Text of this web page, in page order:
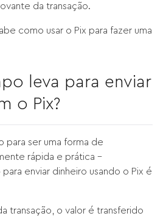
da transação.
como usar o Pix para fazer uma
leva para enviar
o Pix?
para ser uma forma de
rápida e prática –
enviar dinheiro usando o Pix é
transação, o valor é transferido